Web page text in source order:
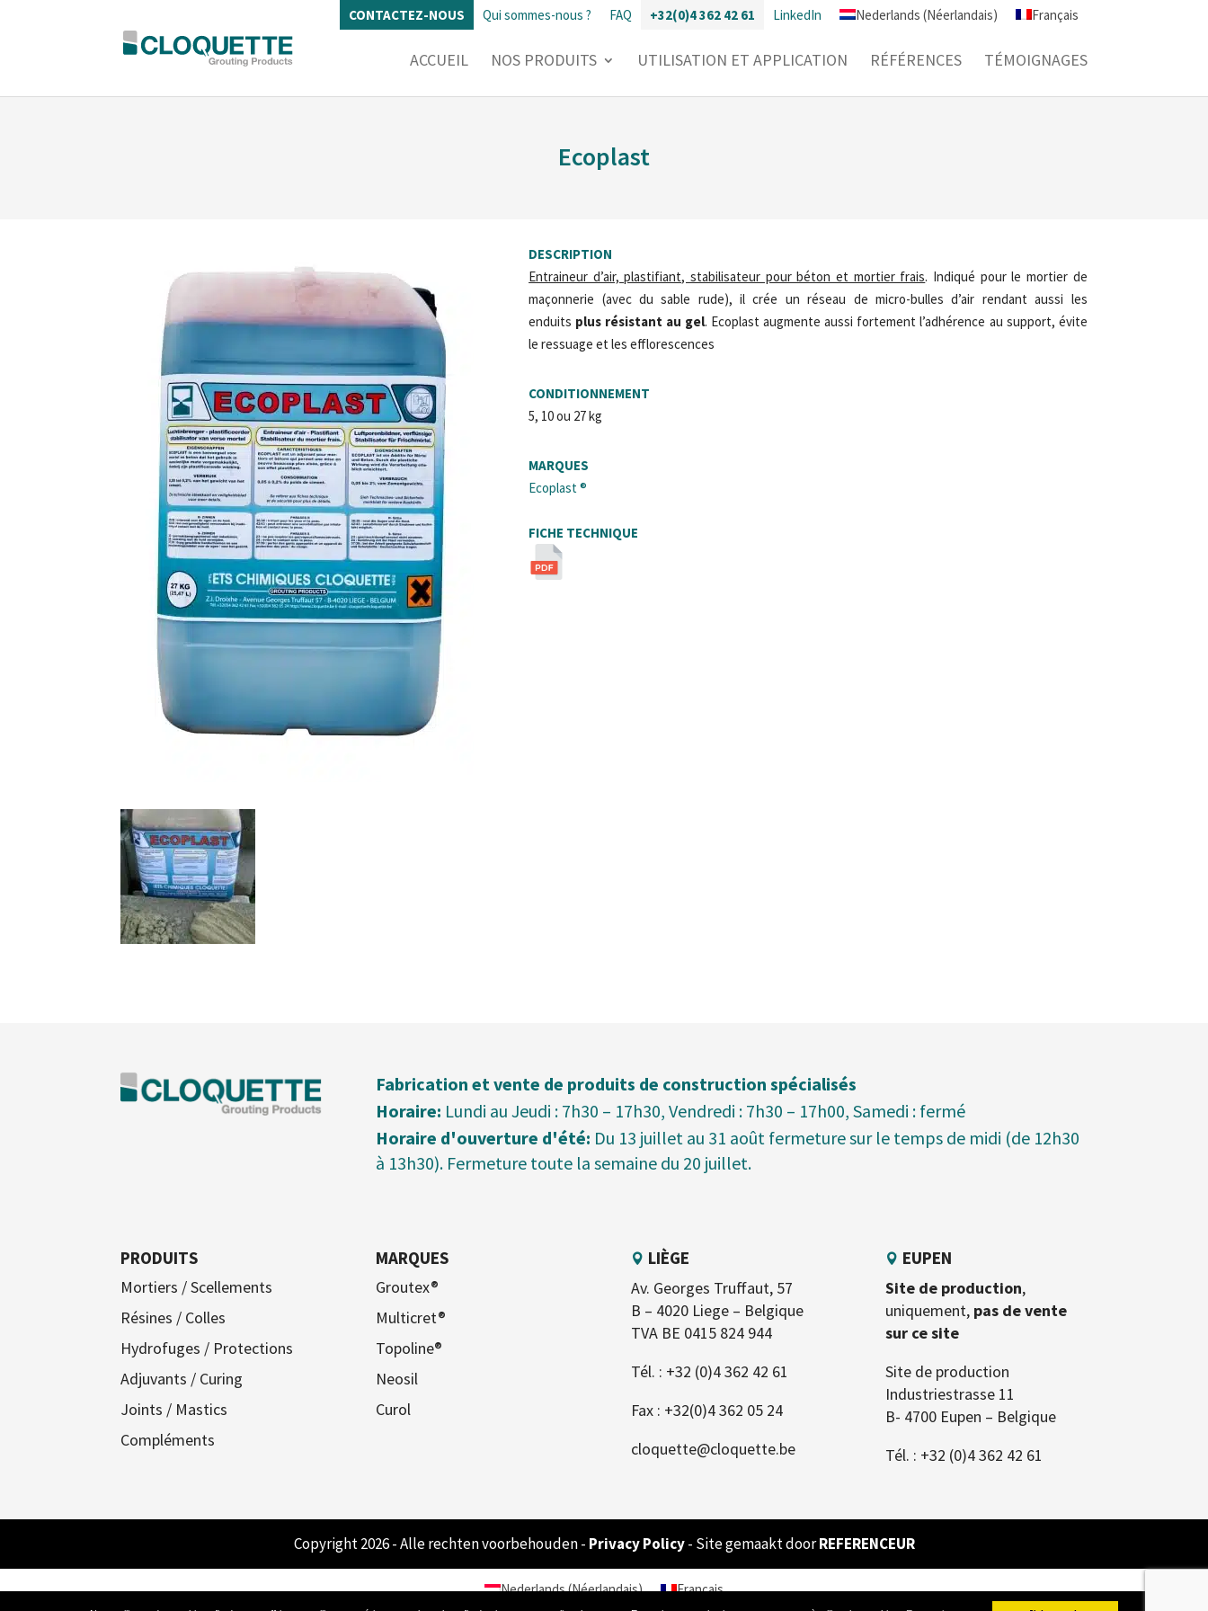
CONTACTEZ-NOUS Qui sommes-nous ? FAQ +32(0)4 362 42 61 LinkedIn Nederlands (Néerlandais) Français
ACCUEIL NOS PRODUITS UTILISATION ET APPLICATION RÉFÉRENCES TÉMOIGNAGES
Ecoplast
DESCRIPTION
Entraineur d’air, plastifiant, stabilisateur pour béton et mortier frais. Indiqué pour le mortier de
maçonnerie (avec du sable rude), il crée un réseau de micro-bulles d’air rendant aussi les
enduits plus résistant au gel. Ecoplast augmente aussi fortement l’adhérence au support, évite
le ressuage et les efflorescences
CONDITIONNEMENT
5, 10 ou 27 kg
MARQUES
Ecoplast ®
FICHE TECHNIQUE
Fabrication et vente de produits de construction spécialisés
Horaire: Lundi au Jeudi : 7h30 – 17h30, Vendredi : 7h30 – 17h00, Samedi : fermé
Horaire d'ouverture d'été: Du 13 juillet au 31 août fermeture sur le temps de midi (de 12h30
à 13h30). Fermeture toute la semaine du 20 juillet.
PRODUITS
Mortiers / Scellements
Résines / Colles
Hydrofuges / Protections
Adjuvants / Curing
Joints / Mastics
Compléments
MARQUES
Groutex®
Multicret®
Topoline®
Neosil
Curol
LIÈGE
Av. Georges Truffaut, 57
B – 4020 Liege – Belgique
TVA BE 0415 824 944
Tél. : +32 (0)4 362 42 61
Fax : +32(0)4 362 05 24
cloquette@cloquette.be
EUPEN
Site de production,
uniquement, pas de vente
sur ce site
Site de production
Industriestrasse 11
B- 4700 Eupen – Belgique
Tél. : +32 (0)4 362 42 61
Copyright 2026 - Alle rechten voorbehouden - Privacy Policy- Site gemaakt doorREFERENCEUR
Nederlands(Néerlandais) Français